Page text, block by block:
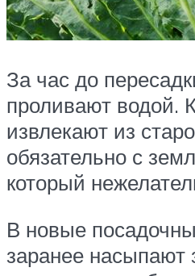
За час до
проливают водой.
извлекают из
обязательно с
который
В новые
заранее